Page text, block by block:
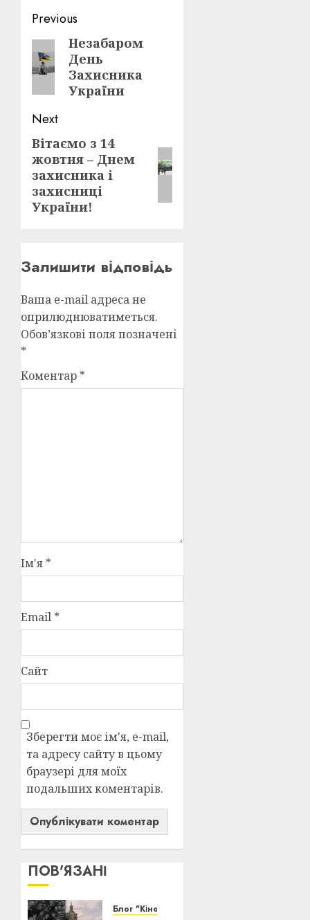
Post
navigation
Previous
Previous
post:
Незабаром
День
Захисника
України
Next
Next
post:
Вітаємо з 14
жовтня – Днем
захисника і
захисниці
України!
Залишити відповідь
Ваша e-mail адреса не
оприлюднюватиметься.
Обов’язкові поля позначені
*
Коментар *
Ім'я *
Email *
Сайт
Зберегти моє ім'я, e-mail,
та адресу сайту в цьому
браузері для моїх
подальших коментарів.
ПОВ'ЯЗАНІ
Блог "Кіновізія"